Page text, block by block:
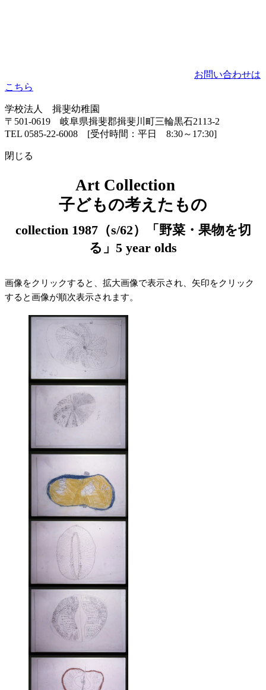
お問い合わせは
こちら
学校法人 揖斐幼稚園
〒501-0619 岐阜県揖斐郡揖斐川町三輪黒石2113-2
TEL 0585-22-6008 [受付時間：平日 8:30～17:30]
閉じる
Art Collection
子どもの考えたもの
collection 1987（s/62）「野菜・果物を切
る」5 year olds
画像をクリックすると、拡大画像で表示され、矢印をクリック
すると画像が順次表示されます。